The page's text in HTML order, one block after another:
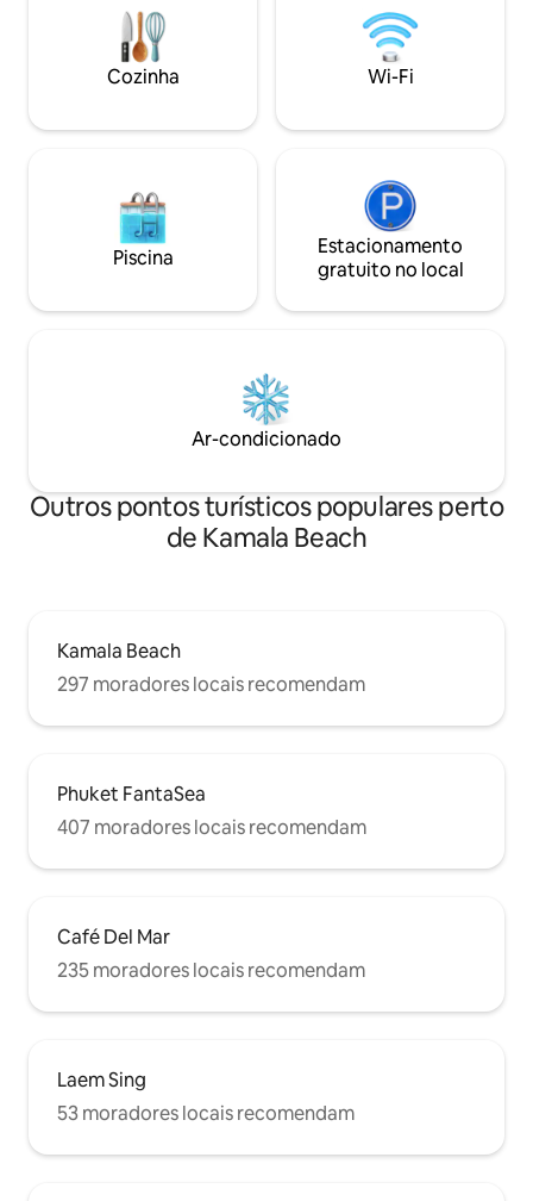
dia, 7 dias por semana, em inglês,
tailandês e Faremos o nosso melhor para
resolver quaisquer problemas para você
durante sua estadia na vila. Desejo que
minha vila!
nível, como o
e o Carpe Diem.
tailandês
Cozinha Wi-Fi
Piscina
Estacionamento
gratuito no local
Ar-condicionado
Outros pontos turísticos populares perto
de Kamala Beach
Kamala Beach
297 moradores locais recomendam
Phuket FantaSea
407 moradores locais recomendam
Café Del Mar
235 moradores locais recomendam
Laem Sing
53 moradores locais recomendam